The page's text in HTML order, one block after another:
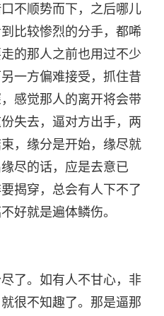
不顺势而下，之后哪儿
比较惨烈的分手，都唏
的那人之前也用过不少
一方偏难接受，抓住昔
感觉那人的离开将会带
失去，逼对方出手，两
，缘分是开始，缘尽就
尽的话，应是去意已
揭穿，总会有人下不了
好就是遍体鳞伤。
了。如有人不甘心，非
很不知趣了。那是逼那